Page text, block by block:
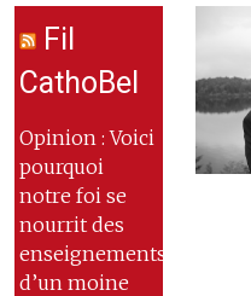
Fil
CathoBel
Opinion : Voici
pourquoi
notre foi se
nourrit des
enseignements
d’un moine